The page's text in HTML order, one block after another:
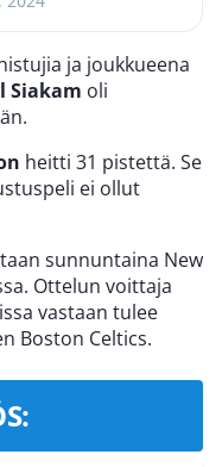
ja joukkueena
Siakam oli
heitti 31 pistettä. Se
ei ollut
sunnuntaina New
Ottelun voittaja
vastaan tulee
Boston Celtics.